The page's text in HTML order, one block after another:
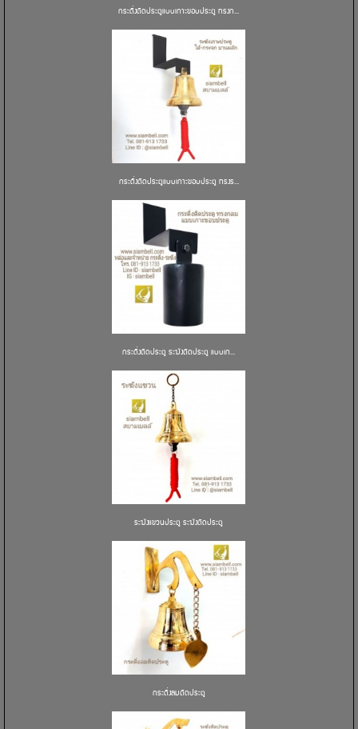
กระดิ่งติดประตูแบบเกาะขอบประตู ทรงก...
กระดิ่งติดประตูแบบเกาะขอบประตู ทรงร...
กระดิ่งติดประตู ระฆังติดประตู แบบเก...
ระฆังแขวนประตู ระฆังติดประตู
กระดิ่งลมติดประตู